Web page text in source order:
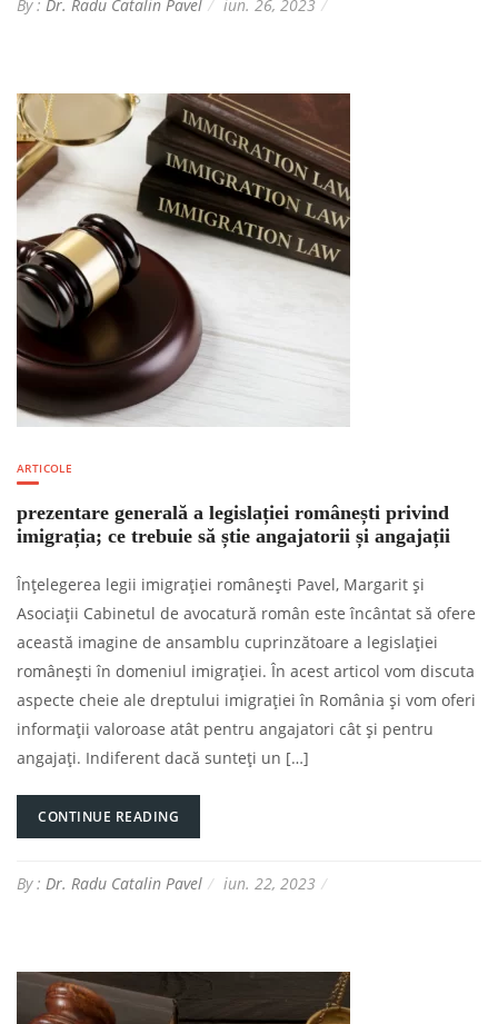
By : Dr. Radu Catalin Pavel iun. 26, 2023
ARTICOLE
prezentare generală a legislației românești privind
imigrația; ce trebuie să știe angajatorii și angajații
Înțelegerea legii imigrației românești Pavel, Margarit și
Asociații Cabinetul de avocatură român este încântat să ofere
această imagine de ansamblu cuprinzătoare a legislației
românești în domeniul imigrației. În acest articol vom discuta
aspecte cheie ale dreptului imigrației în România și vom oferi
informații valoroase atât pentru angajatori cât și pentru
angajați. Indiferent dacă sunteți un […]
CONTINUE READING
By : Dr. Radu Catalin Pavel iun. 22, 2023